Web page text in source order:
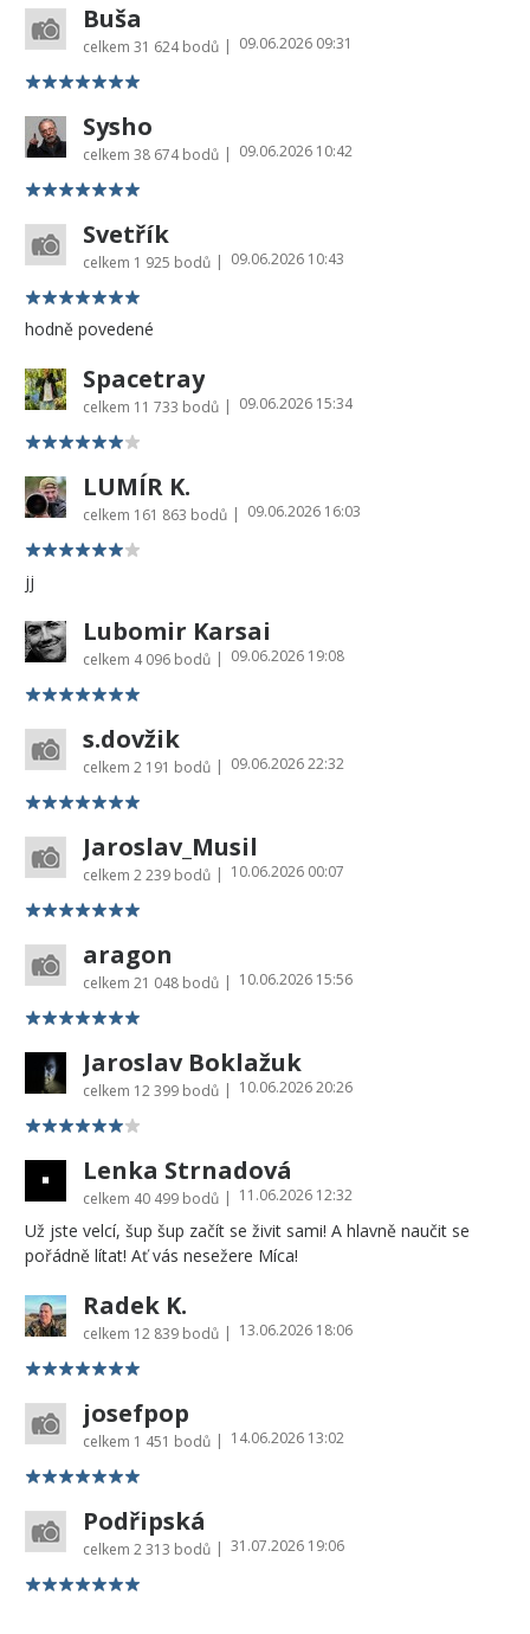
Buša
celkem 31 624 bodů | 09.06.2026 09:31
Sysho
celkem 38 674 bodů | 09.06.2026 10:42
Svetřík
celkem 1 925 bodů | 09.06.2026 10:43
hodně povedené
Spacetray
celkem 11 733 bodů | 09.06.2026 15:34
LUMÍR K.
celkem 161 863 bodů | 09.06.2026 16:03
jj
Lubomir Karsai
celkem 4 096 bodů | 09.06.2026 19:08
s.dovžik
celkem 2 191 bodů | 09.06.2026 22:32
Jaroslav_Musil
celkem 2 239 bodů | 10.06.2026 00:07
aragon
celkem 21 048 bodů | 10.06.2026 15:56
Jaroslav Boklažuk
celkem 12 399 bodů | 10.06.2026 20:26
Lenka Strnadová
celkem 40 499 bodů | 11.06.2026 12:32
Už jste velcí, šup šup začít se živit sami! A hlavně naučit se
pořádně lítat! Ať vás nesežere Míca!
Radek K.
celkem 12 839 bodů | 13.06.2026 18:06
josefpop
celkem 1 451 bodů | 14.06.2026 13:02
Podřipská
celkem 2 313 bodů | 31.07.2026 19:06